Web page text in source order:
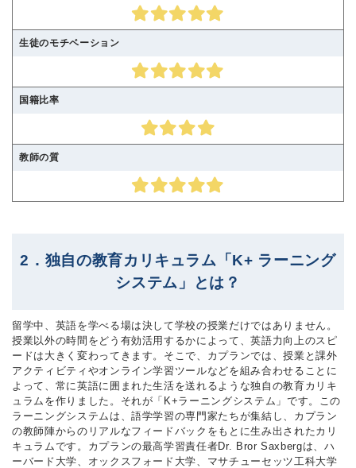
生徒のモチベーション
国籍比率
教師の質
2．独自の教育カリキュラム「K+ ラーニング
システム」とは？
留学中、英語を学べる場は決して学校の授業だけではありません。
授業以外の時間をどう有効活用するかによって、英語力向上のスピ
ードは大きく変わってきます。そこで、カプランでは、授業と課外
アクティビティやオンライン学習ツールなどを組み合わせることに
よって、常に英語に囲まれた生活を送れるような独自の教育カリキ
ュラムを作りました。それが「K+ラーニングシステム」です。この
ラーニングシステムは、語学学習の専門家たちが集結し、カプラン
の教師陣からのリアルなフィードバックをもとに生み出されたカリ
キュラムです。カプランの最高学習責任者Dr. Bror Saxbergは、ハ
ーバード大学、オックスフォード大学、マサチューセッツ工科大学